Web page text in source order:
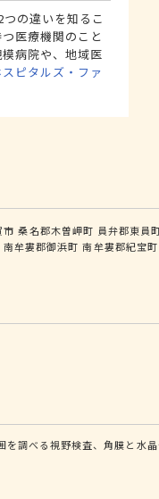
の違いを知るこ
医療機関のこと
病院や、地域医
ピタルズ・ファ
市 桑名郡木曽岬町 員弁郡東員
南牟婁郡御浜町 南牟婁郡紀宝町
調べる視野検査、角膜と水